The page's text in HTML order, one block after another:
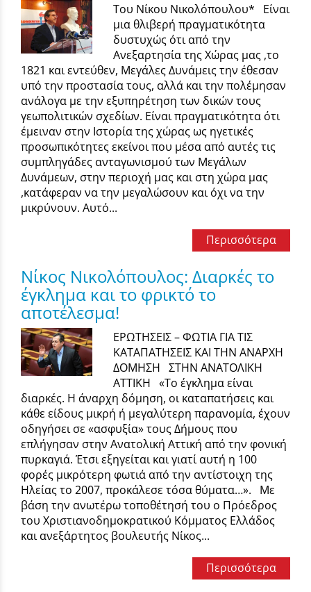
Του Νίκου Νικολόπουλου* Είναι
μια θλιβερή πραγματικότητα
δυστυχώς ότι από την
Ανεξαρτησία της Χώρας μας ,το
1821 και εντεύθεν, Μεγάλες Δυνάμεις την έθεσαν
υπό την προστασία τους, αλλά και την πολέμησαν
ανάλογα με την εξυπηρέτηση των δικών τους
γεωπολιτικών σχεδίων. Είναι πραγματικότητα ότι
έμειναν στην Ιστορία της χώρας ως ηγετικές
προσωπικότητες εκείνοι που μέσα από αυτές τις
συμπληγάδες ανταγωνισμού των Μεγάλων
Δυνάμεων, στην περιοχή μας και στη χώρα μας
,κατάφεραν να την μεγαλώσουν και όχι να την
μικρύνουν. Αυτό...
Περισσότερα
Νίκος Νικολόπουλος: Διαρκές το
έγκλημα και το φρικτό το
αποτέλεσμα!
ΕΡΩΤΗΣΕΙΣ – ΦΩΤΙΑ ΓΙΑ ΤΙΣ
ΚΑΤΑΠΑΤΗΣΕΙΣ ΚΑΙ ΤΗΝ ΑΝΑΡΧΗ
ΔΟΜΗΣΗ ΣΤΗΝ ΑΝΑΤΟΛΙΚΗ
ΑΤΤΙΚΗ «Το έγκλημα είναι
διαρκές. Η άναρχη δόμηση, οι καταπατήσεις και
κάθε είδους μικρή ή μεγαλύτερη παρανομία, έχουν
οδηγήσει σε «ασφυξία» τους Δήμους που
επλήγησαν στην Ανατολική Αττική από την φονική
πυρκαγιά. Έτσι εξηγείται και γιατί αυτή η 100
φορές μικρότερη φωτιά από την αντίστοιχη της
Ηλείας το 2007, προκάλεσε τόσα θύματα…». Με
βάση την ανωτέρω τοποθέτησή του ο Πρόεδρος
του Χριστιανοδημοκρατικού Κόμματος Ελλάδος
και ανεξάρτητος βουλευτής Νίκος...
Περισσότερα